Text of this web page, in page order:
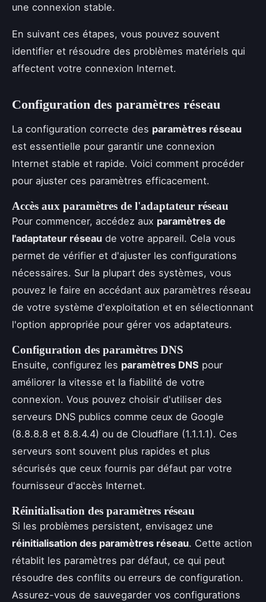
une connexion stable.
En suivant ces étapes, vous pouvez souvent
identifier et résoudre des problèmes matériels qui
affectent votre connexion Internet.
Configuration des paramètres réseau
La configuration correcte des paramètres réseau
est essentielle pour garantir une connexion
Internet stable et rapide. Voici comment procéder
pour ajuster ces paramètres efficacement.
Accès aux paramètres de l'adaptateur réseau
Pour commencer, accédez aux paramètres de
l'adaptateur réseau de votre appareil. Cela vous
permet de vérifier et d'ajuster les configurations
nécessaires. Sur la plupart des systèmes, vous
pouvez le faire en accédant aux paramètres réseau
de votre système d'exploitation et en sélectionnant
l'option appropriée pour gérer vos adaptateurs.
Configuration des paramètres DNS
Ensuite, configurez les paramètres DNS pour
améliorer la vitesse et la fiabilité de votre
connexion. Vous pouvez choisir d'utiliser des
serveurs DNS publics comme ceux de Google
(8.8.8.8 et 8.8.4.4) ou de Cloudflare (1.1.1.1). Ces
serveurs sont souvent plus rapides et plus
sécurisés que ceux fournis par défaut par votre
fournisseur d'accès Internet.
Réinitialisation des paramètres réseau
Si les problèmes persistent, envisagez une
réinitialisation des paramètres réseau. Cette action
rétablit les paramètres par défaut, ce qui peut
résoudre des conflits ou erreurs de configuration.
Assurez-vous de sauvegarder vos configurations